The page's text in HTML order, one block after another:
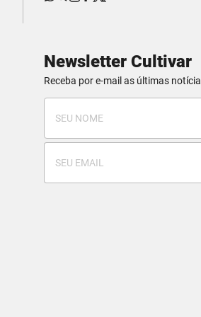
Newsletter Cultivar
Receba por e-mail as últimas